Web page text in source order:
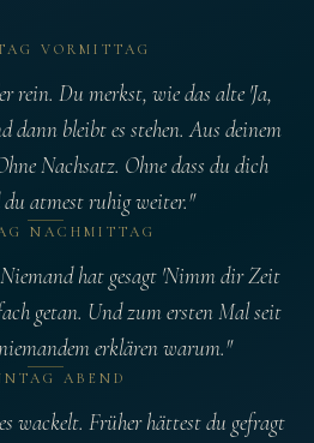
VORMITTAG
rein. Du merkst, wie das alte 'Ja,
bleibt es stehen. Aus deinem
Nachsatz. Ohne dass du dich
atmest ruhig weiter."
NACHMITTAG
hat gesagt 'Nimm dir Zeit
getan. Und zum ersten Mal seit
erklären warum."
ABEND
wackelt. Früher hättest du gefragt